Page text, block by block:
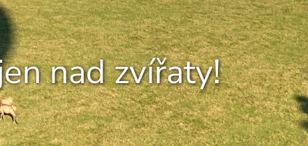
nad zvířaty!